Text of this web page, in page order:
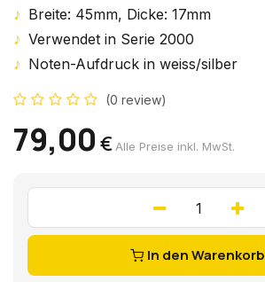
♪ Breite: 45mm, Dicke: 17mm
♪ Verwendet in Serie 2000
♪ Noten-Aufdruck in weiss/silber
(0 review)
79,00 € Alle Preise inkl. MwSt.
In den Warenkorb